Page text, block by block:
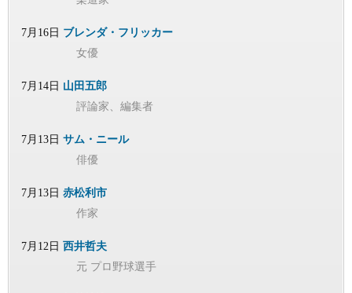
7月16日 ブレンダ・フリッカー
女優
7月14日 山田五郎
評論家、編集者
7月13日 サム・ニール
俳優
7月13日 赤松利市
作家
7月12日 西井哲夫
元 プロ野球選手